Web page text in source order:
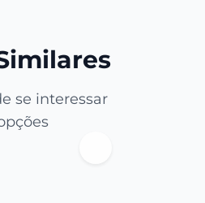
se interessar